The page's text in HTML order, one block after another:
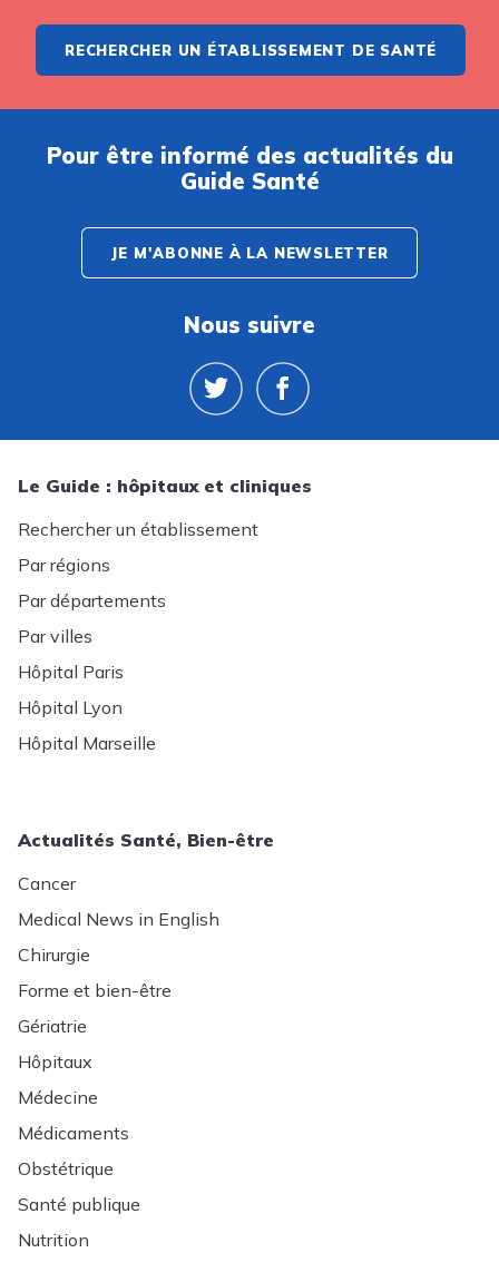
RECHERCHER UN ÉTABLISSEMENT DE SANTÉ
Pour être informé des actualités du
Guide Santé
JE M'ABONNE À LA NEWSLETTER
Nous suivre
Le Guide : hôpitaux et cliniques
Rechercher un établissement
Par régions
Par départements
Par villes
Hôpital Paris
Hôpital Lyon
Hôpital Marseille
Actualités Santé, Bien-être
Cancer
Medical News in English
Chirurgie
Forme et bien-être
Gériatrie
Hôpitaux
Médecine
Médicaments
Obstétrique
Santé publique
Nutrition